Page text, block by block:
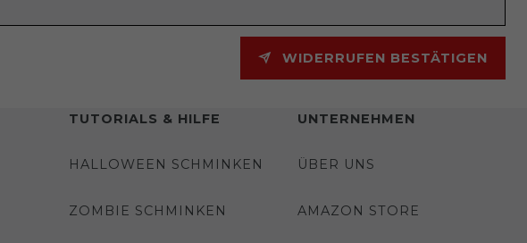
WIDERRUFEN BESTÄTIGEN
TUTORIALS & HILFE
HALLOWEEN SCHMINKEN
ZOMBIE SCHMINKEN
UNTERNEHMEN
ÜBER UNS
AMAZON STORE